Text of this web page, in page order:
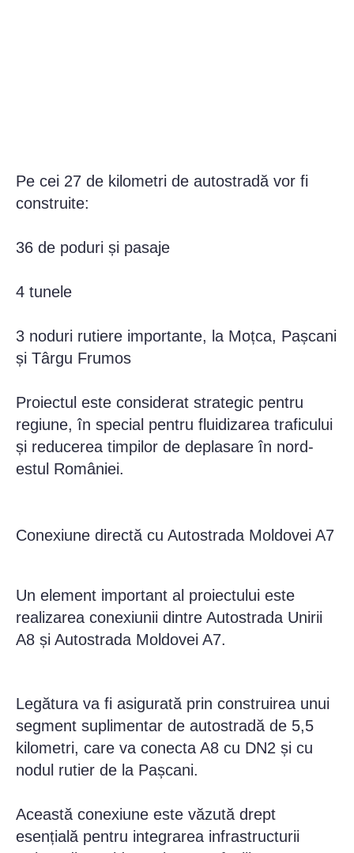
Pe cei 27 de kilometri de autostradă vor fi
construite:
36 de poduri și pasaje
4 tunele
3 noduri rutiere importante, la Moțca, Pașcani
și Târgu Frumos
Proiectul este considerat strategic pentru
regiune, în special pentru fluidizarea traficului
și reducerea timpilor de deplasare în nord-
estul României.
Conexiune directă cu Autostrada Moldovei A7
Un element important al proiectului este
realizarea conexiunii dintre Autostrada Unirii
A8 și Autostrada Moldovei A7.
Legătura va fi asigurată prin construirea unui
segment suplimentar de autostradă de 5,5
kilometri, care va conecta A8 cu DN2 și cu
nodul rutier de la Pașcani.
Această conexiune este văzută drept
esențială pentru integrarea infrastructurii